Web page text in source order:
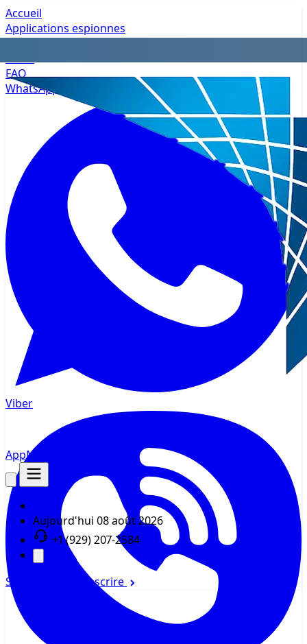
AppMsr
Aujourd'hui 08 août 2026
+1 (929) 207-2584
Se connecter S'inscrire
Accueil
Applications espionnes
FAQ
WhatsApp
Viber